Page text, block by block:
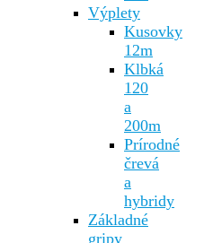
Výplety
Kusovky
12m
Klbká
120
a
200m
Prírodné
črevá
a
hybridy
Základné
gripy